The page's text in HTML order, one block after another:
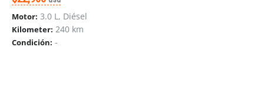
Motor: 3.0 L, Diésel
Kilometer: 240 km
Condición: -